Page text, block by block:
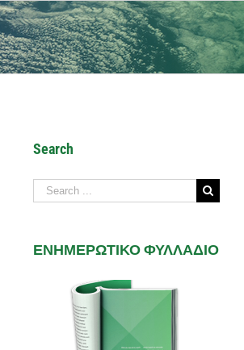
Search
Search
for:
ΕΝΗΜΕΡΩΤΙΚΟ ΦΥΛΛΑΔΙΟ